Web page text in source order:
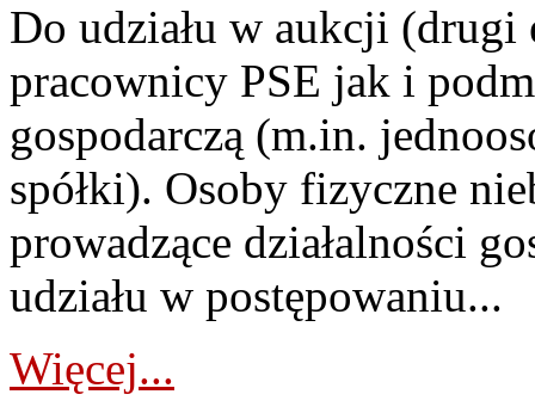
Do udziału w aukcji (drugi
pracownicy PSE jak i
gospodarczą (m.in.
spółki). Osoby fizyczne
prowadzące działalności
udziału w postępowaniu...
Więcej...